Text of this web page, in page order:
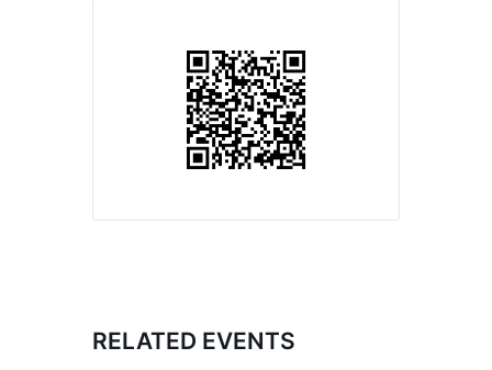
RELATED EVENTS